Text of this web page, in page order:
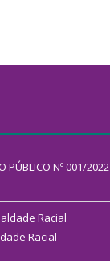
PÚBLICO Nº 001/2022
Racial
Racial –